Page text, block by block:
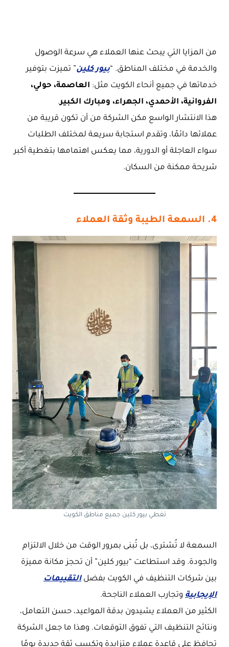
من المزايا التي يبحث عنها العملاء هي سرعة الوصول
والخدمة في مختلف المناطق. “بيور كلين” تميزت بتوفير
خدماتها في جميع أنحاء الكويت مثل: العاصمة، حولي،
الفروانية، الأحمدي، الجهراء، ومبارك الكبير.
هذا الانتشار الواسع مكن الشركة من أن تكون قريبة من
عملائها دائمًا، وتقدم استجابة سريعة لمختلف الطلبات
سواء العاجلة أو الدورية، مما يعكس اهتمامها بتغطية أكبر
شريحة ممكنة من السكان.
4. السمعة الطيبة وثقة العملاء
تغطي بيور كلين جميع مناطق الكويت
السمعة لا تُشترى، بل تُبنى بمرور الوقت من خلال الالتزام
والجودة. وقد استطاعت “بيور كلين” أن تحجز مكانة مميزة
بين شركات التنظيف في الكويت بفضلالتقييمات
الإيجابية وتجارب العملاء الناجحة.
الكثير من العملاء يشيدون بدقة المواعيد، حسن التعامل،
ونتائج التنظيف التي تفوق التوقعات. وهذا ما جعل الشركة
تحافظ على قاعدة عملاء متزايدة وتكسب ثقة جديدة يومًا